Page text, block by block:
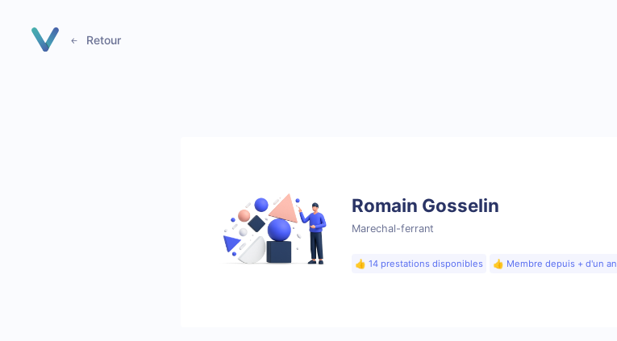
Retour
Romain Gosselin
Marechal-ferrant
👍 14 prestations disponibles 👍 Membre depuis + d'un an